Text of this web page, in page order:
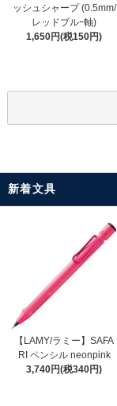
ッシュシャープ (0.5mm/
レッドブルｰ軸)
1,650円(税150円)
新着文具
【LAMY/ラミー】SAFA
RI ペンシル neonpink
3,740円(税340円)